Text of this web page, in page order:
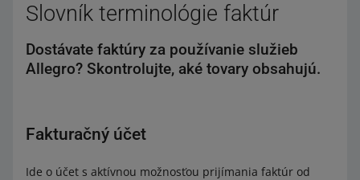
Slovník terminológie faktúr
Dostávate faktúry za používanie služieb
Allegro? Skontrolujte, aké tovary obsahujú.
Fakturačný účet
Ide o účet s aktívnou možnosťou prijímania faktúr od